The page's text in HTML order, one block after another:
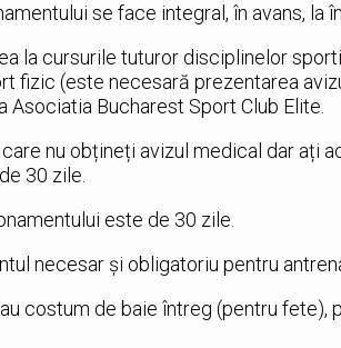
se face integral, în avans,
la cursurile tuturor disciplinelor
fizic (este necesară prezentarea
Asociatia Bucharest Sport Club Elite.
care nu obțineți avizul medical dar ați
30 zile.
este de 30 zile.
necesar şi obligatoriu pentru
costum de baie întreg (pentru fete),